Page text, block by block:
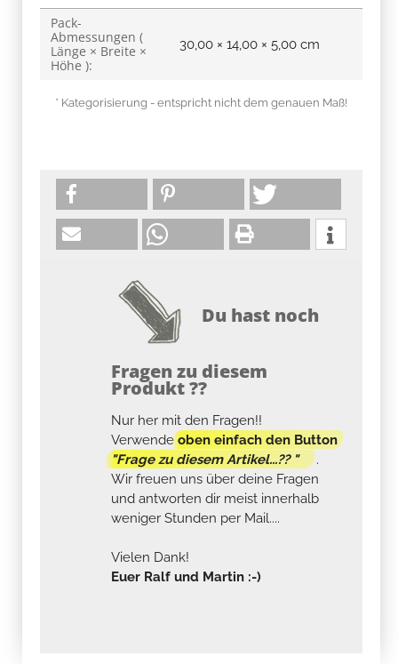
Pack-
Abmessungen (
Länge × Breite ×
Höhe ):
30,00 × 14,00 × 5,00 cm
* Kategorisierung - entspricht nicht dem genauen Maß!
Du hast noch
Fragen zu diesem
Produkt ??
Nur her mit den Fragen!!
Verwendeoben einfach den Button
"Frage zu diesem Artikel...?? "
.
Wir freuen uns über deine Fragen
und antworten dir meist innerhalb
weniger Stunden per Mail....
Vielen Dank!
Euer Ralf und Martin :-)